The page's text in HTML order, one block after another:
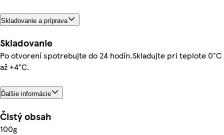
Skladovanie a príprava
Skladovanie
Po otvorení spotrebujte do 24 hodín.Skladujte pri teplote 0°С
až +4°C.
Ďalšie informácie
Čistý obsah
100g